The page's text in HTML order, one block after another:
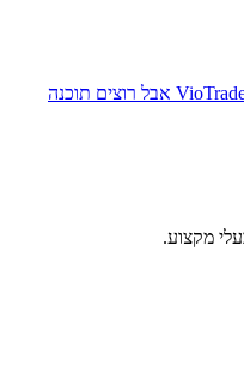
מתפתים מהזווית של בינה מלאכותית ב-VioTrade אבל רוצים תוכנה
מקצוע.